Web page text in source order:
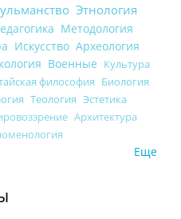
Этнология
Методология
Искусство Археология
Военные Культура
философия Биология
Теология Эстетика
Архитектура
Еще